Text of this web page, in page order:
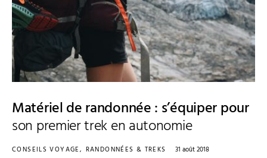
Matériel de randonnée : s’équiper pour
son premier trek en autonomie
CONSEILS VOYAGE RANDONNÉES & TREKS 31 août 2018